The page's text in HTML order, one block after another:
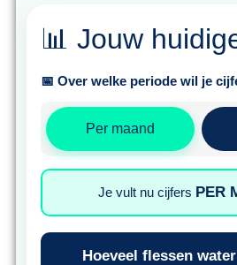
📊 Jouw
📅 Over welke periode wil je
Per maand
Je vult nu cijfers PER
Hoeveel flessen